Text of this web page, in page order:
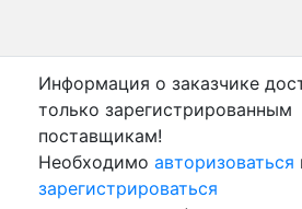
Информация о заказчике
только зарегистрированным
поставщикам!
Необходимо авторизоваться
зарегистрироваться